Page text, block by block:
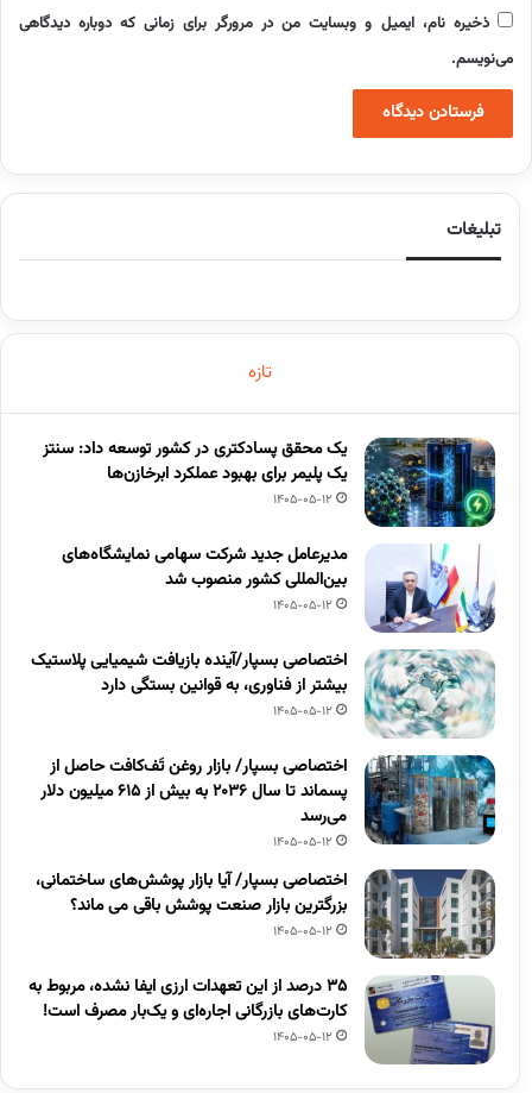
ذخیره نام، ایمیل و وبسایت من در مرورگر برای زمانی که دوباره دیدگاهی
می‌نویسم.
تبلیغات
تازه
یک محقق پسادکتری در کشور توسعه داد: سنتز
یک پلیمر برای بهبود عملکرد ابرخازن‌ها
1405-05-12
مدیرعامل جدید شرکت سهامی نمایشگاه‌های
بین‌المللی کشور منصوب شد
1405-05-12
اختصاصی بسپار/آینده بازیافت شیمیایی پلاستیک
بیشتر از فناوری، به قوانین بستگی دارد
1405-05-12
اختصاصی بسپار/ بازار روغن تَف‌کافت حاصل از
پسماند تا سال ۲۰۳۶ به بیش از ۶۱۵ میلیون دلار
می‌رسد
1405-05-12
اختصاصی بسپار/ آیا بازار پوشش‌های ساختمانی،
بزرگترین بازار صنعت پوشش باقی می ماند؟
1405-05-12
۳۵ درصد از این تعهدات ارزی ایفا نشده، مربوط به
کارت‌های بازرگانی اجاره‌ای و یک‌بار مصرف است!
1405-05-12